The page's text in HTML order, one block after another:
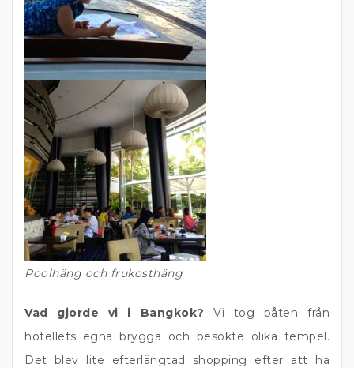
Poolhäng och frukosthäng
Vad gjorde vi i Bangkok? Vi tog båten från
hotellets egna brygga och besökte olika tempel.
Det blev lite efterlängtad shopping efter att ha